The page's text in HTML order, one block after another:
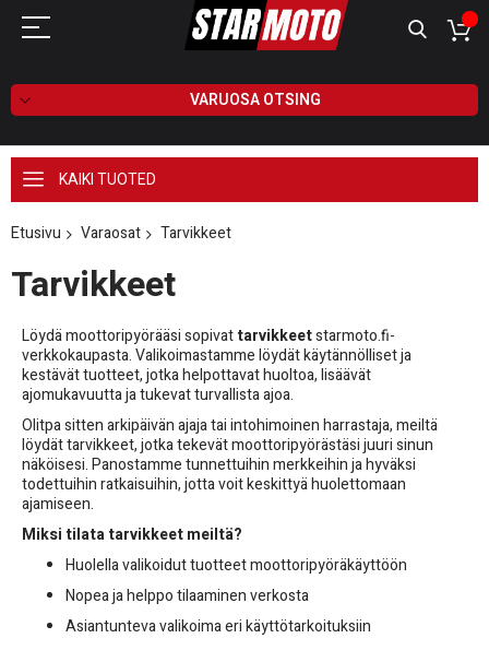
VARUOSA OTSING
KAIKI TUOTED
Etusivu Varaosat Tarvikkeet
Tarvikkeet
Löydä moottoripyörääsi sopivattarvikkeetstarmoto.fi-
verkkokaupasta. Valikoimastamme löydät käytännölliset ja
kestävät tuotteet, jotka helpottavat huoltoa, lisäävät
ajomukavuutta ja tukevat turvallista ajoa.
Olitpa sitten arkipäivän ajaja tai intohimoinen harrastaja, meiltä
löydät tarvikkeet, jotka tekevät moottoripyörästäsi juuri sinun
näköisesi. Panostamme tunnettuihin merkkeihin ja hyväksi
todettuihin ratkaisuihin, jotta voit keskittyä huolettomaan
ajamiseen.
Miksi tilata tarvikkeet meiltä?
Huolella valikoidut tuotteet moottoripyöräkäyttöön
Nopea ja helppo tilaaminen verkosta
Asiantunteva valikoima eri käyttötarkoituksiin